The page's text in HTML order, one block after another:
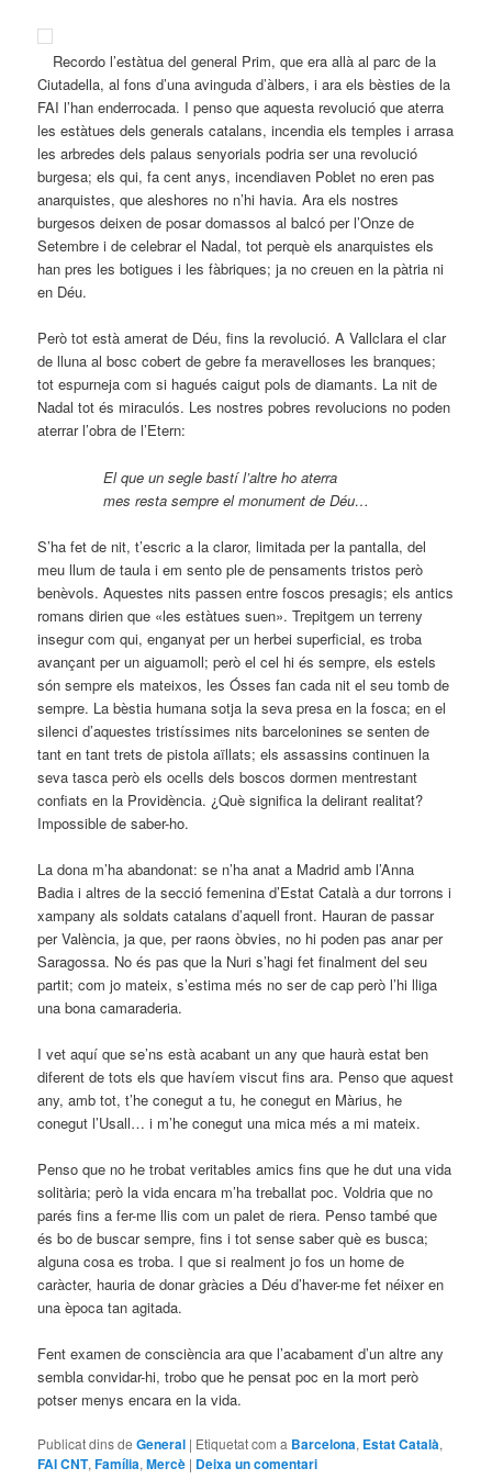
Recordo l’estàtua del general Prim, que era allà al parc de la
Ciutadella, al fons d’una avinguda d’àlbers, i ara els bèsties de la
FAI l’han enderrocada. I penso que aquesta revolució que aterra
les estàtues dels generals catalans, incendia els temples i arrasa
les arbredes dels palaus senyorials podria ser una revolució
burgesa; els qui, fa cent anys, incendiaven Poblet no eren pas
anarquistes, que aleshores no n’hi havia. Ara els nostres
burgesos deixen de posar domassos al balcó per l’Onze de
Setembre i de celebrar el Nadal, tot perquè els anarquistes els
han pres les botigues i les fàbriques; ja no creuen en la pàtria ni
en Déu.
Però tot està amerat de Déu, fins la revolució. A Vallclara el clar
de lluna al bosc cobert de gebre fa meravelloses les branques;
tot espurneja com si hagués caigut pols de diamants. La nit de
Nadal tot és miraculós. Les nostres pobres revolucions no poden
aterrar l’obra de l’Etern:
El que un segle bastí l’altre ho aterra
mes resta sempre el monument de Déu…
S’ha fet de nit, t’escric a la claror, limitada per la pantalla, del
meu llum de taula i em sento ple de pensaments tristos però
benèvols. Aquestes nits passen entre foscos presagis; els antics
romans dirien que «les estàtues suen». Trepitgem un terreny
insegur com qui, enganyat per un herbei superficial, es troba
avançant per un aiguamoll; però el cel hi és sempre, els estels
són sempre els mateixos, les Ósses fan cada nit el seu tomb de
sempre. La bèstia hu­mana sotja la seva presa en la fosca; en el
silenci d’aques­tes tristíssimes nits barcelonines se senten de
tant en tant trets de pistola aïllats; els assassins continuen la
seva tasca però els ocells dels boscos dormen mentrestant
confiats en la Providència. ¿Què significa la delirant realitat?
Impossible de saber-ho.
La dona m’ha abandonat: se n’ha anat a Madrid amb l’Anna
Badia i altres de la secció femenina d’Estat Català a dur torrons i
xampany als soldats catalans d’aquell front. Hauran de passar
per València, ja que, per raons òbvies, no hi poden pas anar per
Saragossa. No és pas que la Nuri s’hagi fet finalment del seu
partit; com jo mateix, s’estima més no ser de cap però l’hi lliga
una bona camaraderia.
I vet aquí que se’ns està acabant un any que haurà estat ben
diferent de tots els que havíem viscut fins ara. Penso que aquest
any, amb tot, t’he conegut a tu, he conegut en Màrius, he
conegut l’Usall… i m’he conegut una mica més a mi mateix.
Penso que no he trobat veritables amics fins que he dut una vida
solitària; però la vida encara m’ha treballat poc. Voldria que no
parés fins a fer-me llis com un palet de riera. Penso també que
és bo de buscar sempre, fins i tot sense saber què es busca;
alguna cosa es troba. I que si realment jo fos un home de
caràcter, hauria de donar gràcies a Déu d’haver-me fet néixer en
una època tan agitada.
Fent examen de consciència ara que l’acabament d’un altre any
sembla convidar-hi, trobo que he pensat poc en la mort però
potser menys encara en la vida.
Publicat dins de General | Etiquetat com a Barcelona, Estat Català,
FAI CNT,Família,Mercè | Deixa un comentari